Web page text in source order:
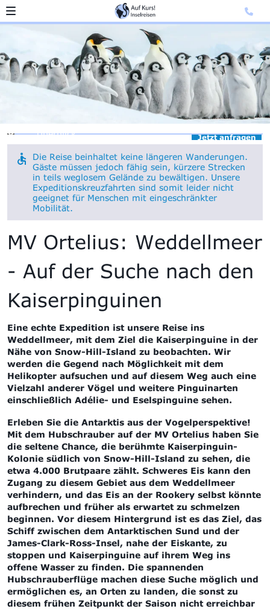
Überblick Jetzt anfragen
MV Ortelius: Weddellmeer
- Auf der Suche nach den
Kaiserpinguinen
Eine echte Expedition ist unsere Reise ins
Weddellmeer, mit dem Ziel die Kaiserpinguine in der
Nähe von Snow-Hill-Island zu beobachten. Wir
werden die Gegend nach Möglichkeit mit dem
Helikopter aufsuchen und auf diesem Weg auch eine
Vielzahl anderer Vögel und weitere Pinguinarten
einschließlich Adélie- und Eselspinguine sehen.
Erleben Sie die Antarktis aus der Vogelperspektive!
Mit dem Hubschrauber auf der MV Ortelius haben Sie
die seltene Chance, die berühmte Kaiserpinguin-
Kolonie südlich von Snow-Hill-Island zu sehen, die
etwa 4.000 Brutpaare zählt. Schweres Eis kann den
Zugang zu diesem Gebiet aus dem Weddellmeer
verhindern, und das Eis an der Rookery selbst könnte
aufbrechen und früher als erwartet zu schmelzen
beginnen. Vor diesem Hintergrund ist es das Ziel, das
Schiff zwischen dem Antarktischen Sund und der
James-Clark-Ross-Insel, nahe der Eiskante, zu
stoppen und Kaiserpinguine auf ihrem Weg ins
offene Wasser zu finden. Die spannenden
Hubschrauberflüge machen diese Suche möglich und
ermöglichen es, an Orten zu landen, die sonst zu
diesem frühen Zeitpunkt der Saison nicht erreichbar
Die Reise beinhaltet keine längeren Wanderungen.
Gäste müssen jedoch fähig sein, kürzere Strecken
in teils weglosem Gelände zu bewältigen. Unsere
Expeditionskreuzfahrten sind somit leider nicht
geeignet für Menschen mit eingeschränkter
Mobilität.